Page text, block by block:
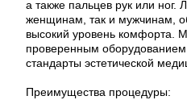
а также пальцев рук или ног.
женщинам, так и мужчинам,
высокий уровень комфорта.
проверенным
стандарты эстетической
Преимущества процедуры: